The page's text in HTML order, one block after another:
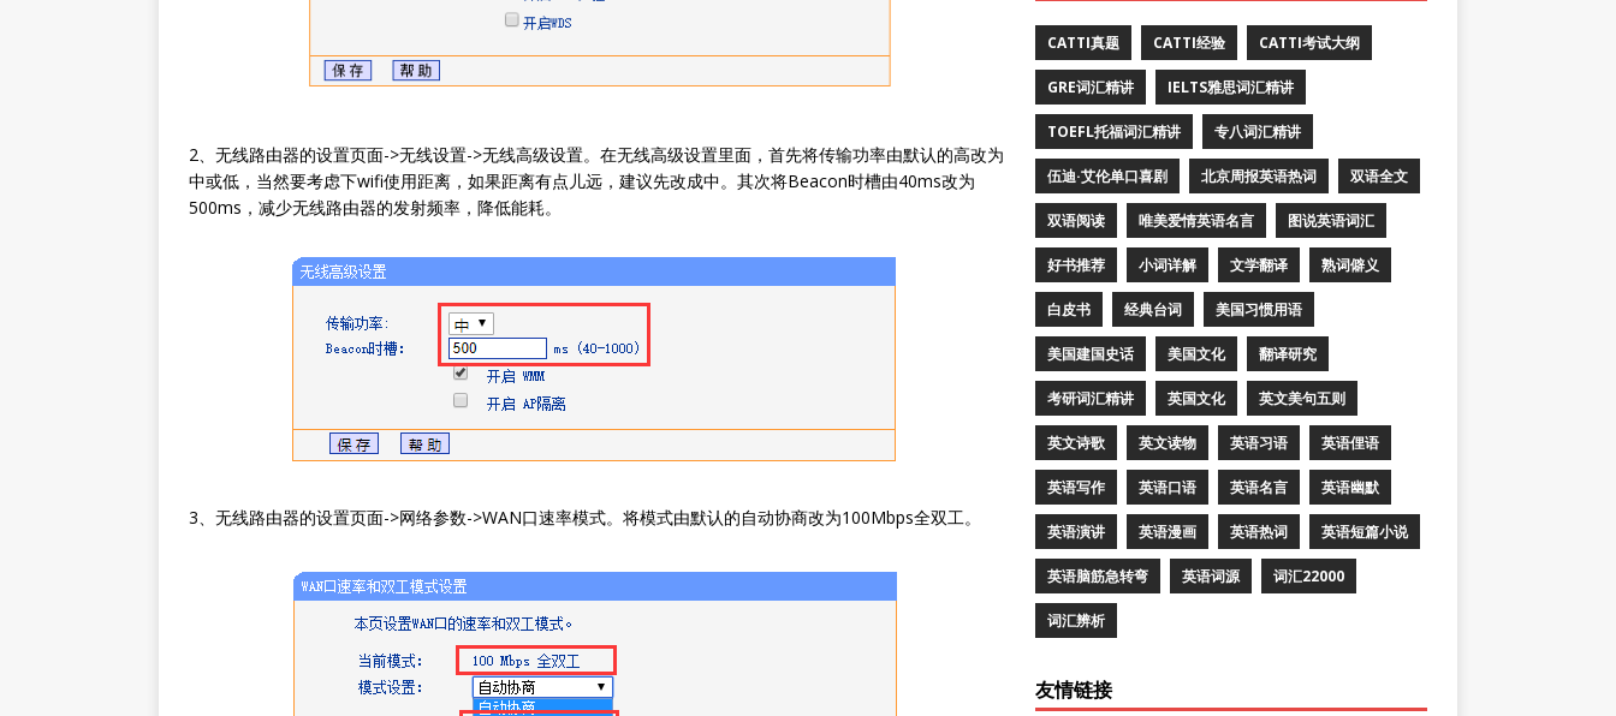
2、无线路由器的设置页面->无线设置->无线高级设置。在无线高级设置里面，首先将传输功率由默认的高改为
中或低，当然要考虑下wifi使用距离，如果距离有点儿远，建议先改成中。其次将Beacon时槽由40ms改为
500ms，减少无线路由器的发射频率，降低能耗。
3、无线路由器的设置页面->网络参数->WAN口速率模式。将模式由默认的自动协商改为100Mbps全双工。
CATTI真题 CATTI经验 CATTI考试大纲
GRE词汇精讲 IELTS雅思词汇精讲
TOEFL托福词汇精讲 专八词汇精讲
伍迪·艾伦单口喜剧 北京周报英语热词 双语全文
双语阅读 唯美爱情英语名言 图说英语词汇
好书推荐 小词详解 文学翻译 熟词僻义
白皮书 经典台词 美国习惯用语
美国建国史话 美国文化 翻译研究
考研词汇精讲 英国文化 英文美句五则
英文诗歌 英文读物 英语习语 英语俚语
英语写作 英语口语 英语名言 英语幽默
英语演讲 英语漫画 英语热词 英语短篇小说
英语脑筋急转弯 英语词源 词汇22000
词汇辨析
友情链接